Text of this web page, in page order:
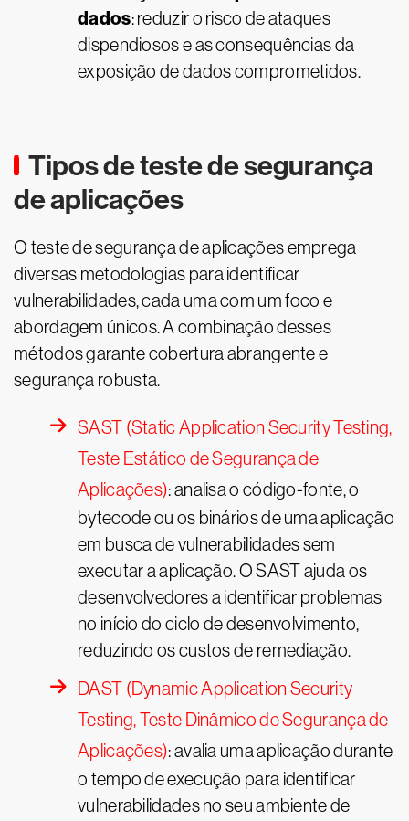
dados: reduzir o risco de ataques
dispendiosos e as consequências da
exposição de dados comprometidos.
Tipos de teste de segurança
de aplicações
O teste de segurança de aplicações emprega
diversas metodologias para identificar
vulnerabilidades, cada uma com um foco e
abordagem únicos. A combinação desses
métodos garante cobertura abrangente e
segurança robusta.
SAST (Static Application Security Testing,
Teste Estático de Segurança de
Aplicações): analisa o código-fonte, o
bytecode ou os binários de uma aplicação
em busca de vulnerabilidades sem
executar a aplicação. O SAST ajuda os
desenvolvedores a identificar problemas
no início do ciclo de desenvolvimento,
reduzindo os custos de remediação.
DAST (Dynamic Application Security
Testing, Teste Dinâmico de Segurança de
Aplicações): avalia uma aplicação durante
o tempo de execução para identificar
vulnerabilidades no seu ambiente de